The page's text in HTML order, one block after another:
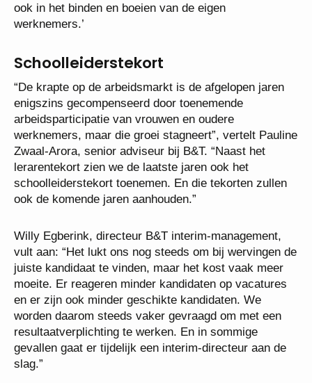
ook in het binden en boeien van de eigen
werknemers.’
Schoolleiderstekort
“De krapte op de arbeidsmarkt is de afgelopen jaren
enigszins gecompenseerd door toenemende
arbeidsparticipatie van vrouwen en oudere
werknemers, maar die groei stagneert”, vertelt Pauline
Zwaal-Arora, senior adviseur bij B&T. “Naast het
lerarentekort zien we de laatste jaren ook het
schoolleiderstekort toenemen. En die tekorten zullen
ook de komende jaren aanhouden.”
Willy Egberink, directeur B&T interim-management,
vult aan: “Het lukt ons nog steeds om bij wervingen de
juiste kandidaat te vinden, maar het kost vaak meer
moeite. Er reageren minder kandidaten op vacatures
en er zijn ook minder geschikte kandidaten. We
worden daarom steeds vaker gevraagd om met een
resultaatverplichting te werken. En in sommige
gevallen gaat er tijdelijk een interim-directeur aan de
slag.”